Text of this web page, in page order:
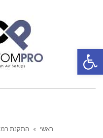
ראשי » התקנת
פתח סרגל נגישות